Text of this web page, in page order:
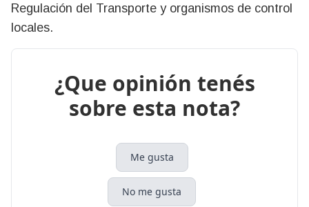
Regulación del Transporte y organismos de control
locales.
¿Que opinión tenés
sobre esta nota?
Me gusta
No me gusta